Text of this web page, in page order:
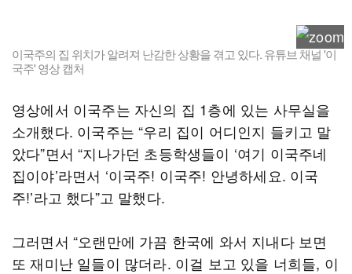
이국주의 집 위치가 알려져 난감한 상황을 겪고 있다. 유튜브 채널 '이
국주' 영상 캡처
영상에서 이국주는 자신의 집 1층에 있는 사무실을
소개했다. 이국주는 “우리 집이 어디인지 들키고 말
았다”면서 “지나가던 초등학생들이 ‘여기 이국주네
집이야’라면서 ‘이국주! 이국주! 안녕하세요. 이국
주!’라고 했다”고 말했다.
그러면서 “오랜만에 가끔 한국에 와서 지내다 보면
또 재미난 일들이 많더라. 이걸 보고 있을 너희들, 이